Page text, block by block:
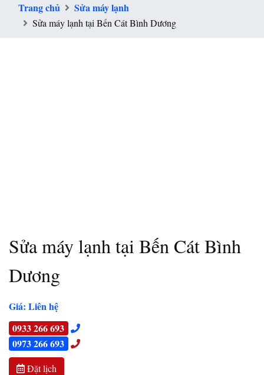
Trang chủ Sửa máy lạnh
Sửa máy lạnh tại Bến Cát Bình Dương
Sửa máy lạnh tại Bến Cát Bình
Dương
Giá: Liên hệ
0933 266 693
0973 266 693
Đặt lịch